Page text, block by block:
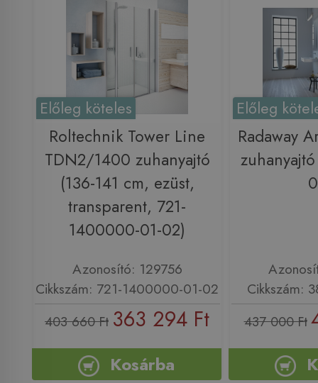
Előleg köteles
Roltechnik Tower Line
TDN2/1400 zuhanyajtó
(136-141 cm, ezüst,
transparent, 721-
1400000-01-02)
Azonosító: 129756
Cikkszám: 721-1400000-01-02
403 660 Ft 363 294 Ft
Kosárba
Előleg
Radaway
Cikkszám:
437 000 Ft